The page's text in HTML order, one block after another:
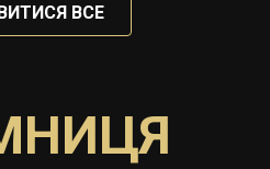
ВСЕ